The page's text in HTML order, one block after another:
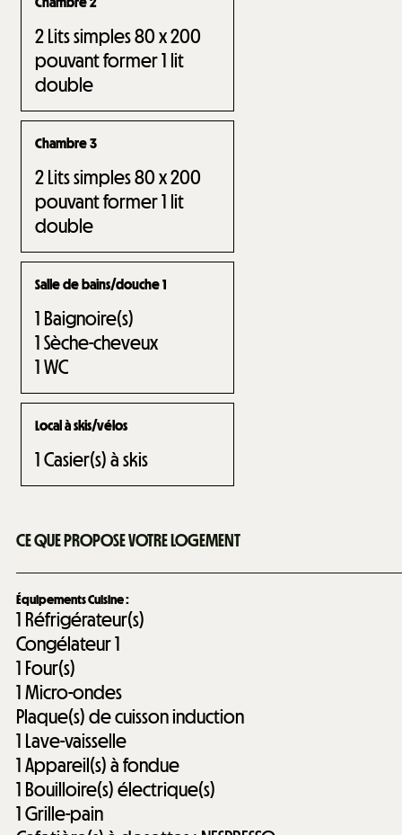
2Lits simples 80 x 200
pouvant former 1 lit
double
Chambre 3
2Lits simples 80 x 200
pouvant former 1 lit
double
Salle de bains/douche 1
1 Baignoire(s)
1Sèche-cheveux
1WC
Local à skis/vélos
1Casier(s) à skis
CE QUE PROPOSE VOTRE LOGEMENT
Équipements Cuisine:
1 Réfrigérateur(s)
Congélateur1
1 Four(s)
1Micro-ondes
Plaque(s) de cuisson induction
1 Lave-vaisselle
1Appareil(s) à fondue
1 Bouilloire(s) électrique(s)
1Grille-pain